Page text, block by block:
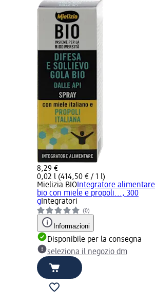
8,29 €
0,02 l (414,50 € / 1 l)
Mielizia BIO Integratore alimentare
bio con miele e propoli..., 300
g Integratori
(0)
Informazioni
Disponibile per la consegna
seleziona il negozio dm